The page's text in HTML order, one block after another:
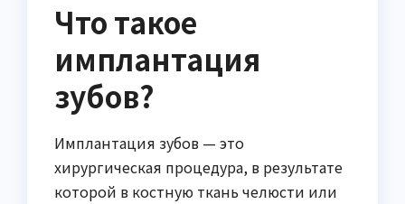
Что такое
имплантация
зубов?
Имплантация зубов — это
хирургическая процедура, в результате
которой в костную ткань челюсти или